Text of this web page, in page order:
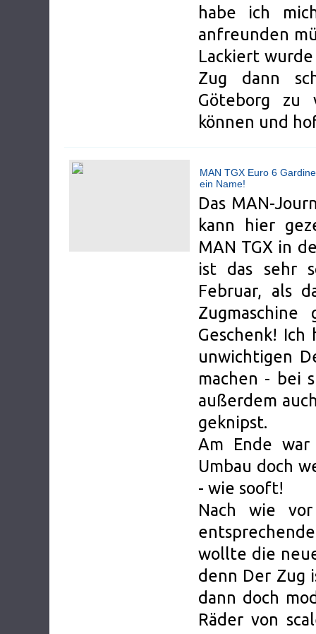
habe ich
anfreunden
Lackiert
Zug dann
Göteborg zu
können und
MAN TGX Euro 6
ein Name!
Das MAN-
kann hier
MAN TGX in
ist das sehr
Februar, als
Geschenk!
unwichtigen
machen - bei
außerdem
geknipst.
Am Ende
Umbau doch
- wie sooft!
Nach wie
wollte die
denn Der Zug
dann doch
Räder von